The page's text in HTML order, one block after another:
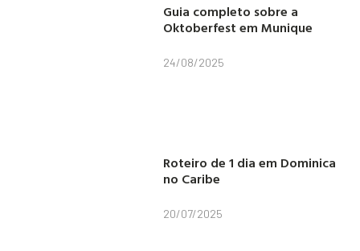
Guia completo sobre a
Oktoberfest em Munique
24/08/2025
Roteiro de 1 dia em Dominica
no Caribe
20/07/2025